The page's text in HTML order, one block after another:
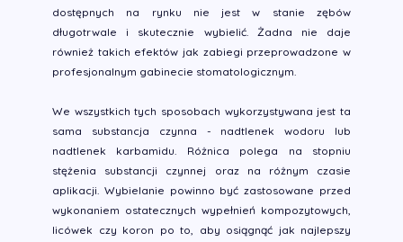
dostępnych na rynku nie jest w stanie zębów
długotrwale i skutecznie wybielić. Żadna nie daje
również takich efektów jak zabiegi przeprowadzone w
profesjonalnym gabinecie stomatologicznym.
We wszystkich tych sposobach wykorzystywana jest ta
sama substancja czynna - nadtlenek wodoru lub
nadtlenek karbamidu. Różnica polega na stopniu
stężenia substancji czynnej oraz na różnym czasie
aplikacji. Wybielanie powinno być zastosowane przed
wykonaniem ostatecznych wypełnień kompozytowych,
licówek czy koron po to, aby osiągnąć jak najlepszy